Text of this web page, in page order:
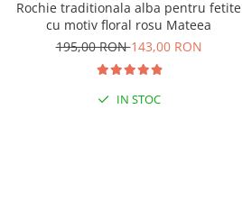
Rochie traditionala alba pentru fetite
cu motiv floral rosu Mateea
195,00 RON143,00 RON
IN STOC